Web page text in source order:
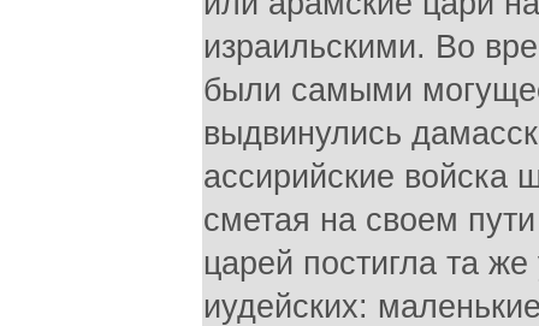
израильскими. Во
были самыми
выдвинулись
ассирийские
сметая на своем
царей постигла та
иудейских: